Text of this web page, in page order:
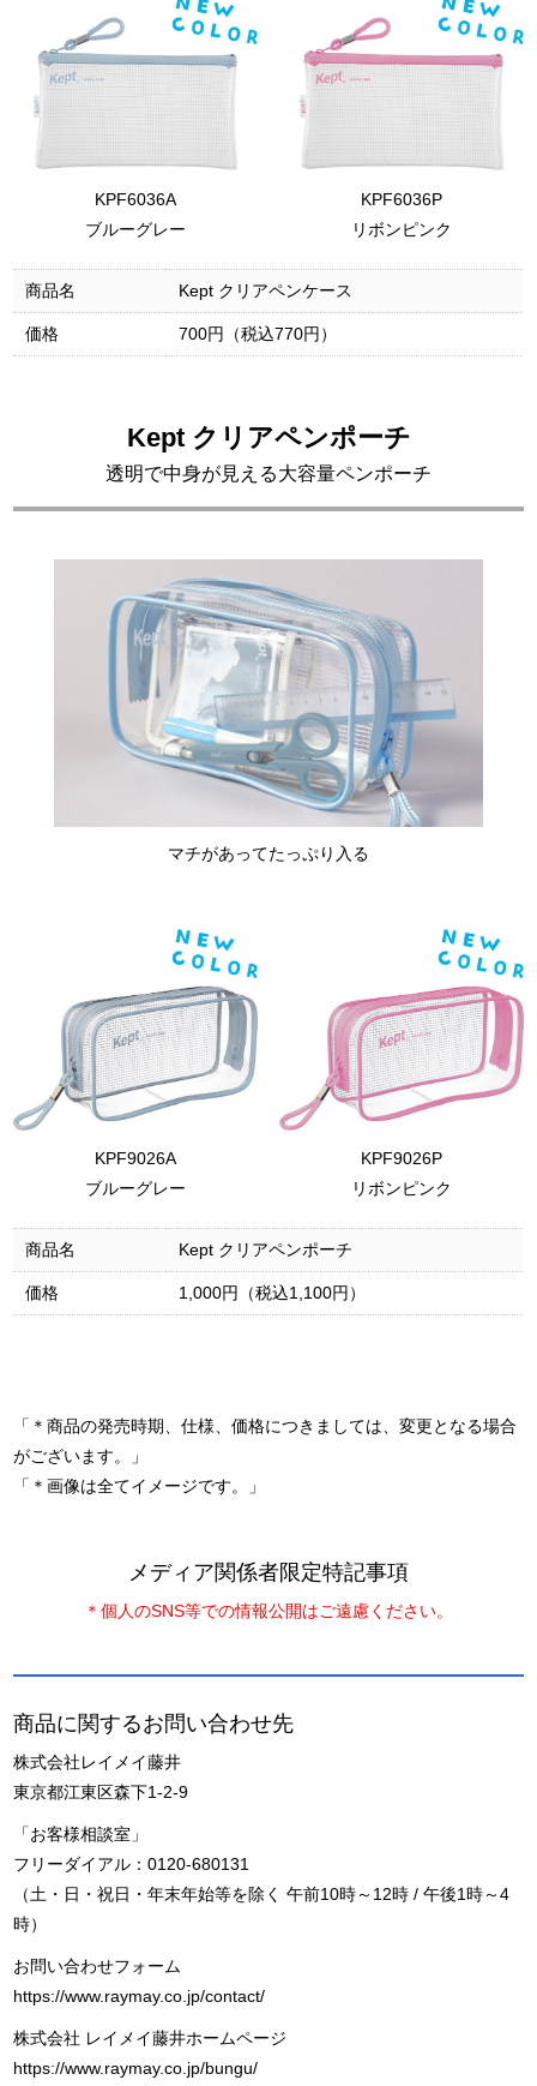
KPF6036A
ブルーグレー
KPF6036P
リボンピンク
商品名 Kept クリアペンケース
価格 700円（税込770円）
Kept クリアペンポーチ
透明で中身が見える大容量ペンポーチ
マチがあってたっぷり入る
KPF9026A
ブルーグレー
KPF9026P
リボンピンク
商品名 Kept クリアペンポーチ
価格 1,000円（税込1,100円）
「＊商品の発売時期、仕様、価格につきましては、変更となる場合
がございます。」
「＊画像は全てイメージです。」
メディア関係者限定特記事項
＊個人のSNS等での情報公開はご遠慮ください。
商品に関するお問い合わせ先
株式会社レイメイ藤井
東京都江東区森下1-2-9
「お客様相談室」
フリーダイアル：0120-680131
（土・日・祝日・年末年始等を除く 午前10時～12時 / 午後1時～4
時）
お問い合わせフォーム
https://www.raymay.co.jp/contact/
株式会社 レイメイ藤井ホームページ
https://www.raymay.co.jp/bungu/